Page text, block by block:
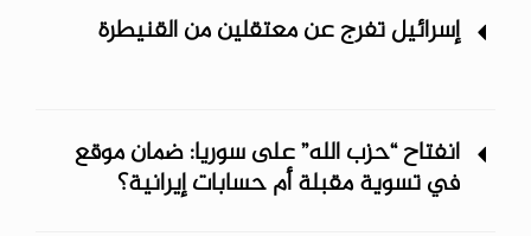
إسرائيل تفرج عن معتقلين من القنيطرة
انفتاح “حزب الله” على سوريا: ضمان موقع
في تسوية مقبلة أم حسابات إيرانية؟